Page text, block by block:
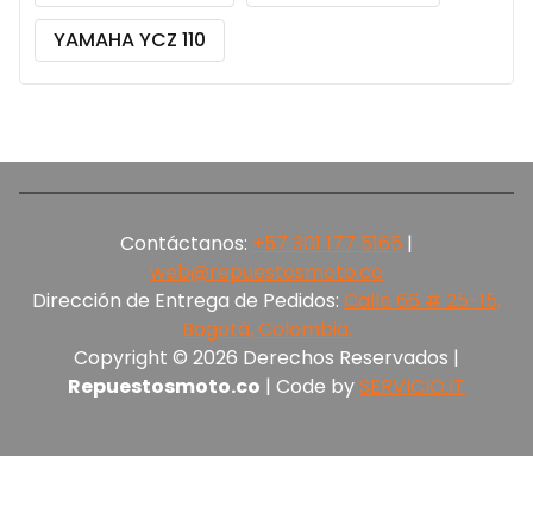
YAMAHA YCZ 110
Contáctanos: +57 301 177 5165‬ |
web@repuestosmoto.co
Dirección de Entrega de Pedidos: Calle 66 # 25-15,
Bogotá, Colombia.
Copyright © 2026 Derechos Reservados |
Repuestosmoto.co | Code bySERVICIO.IT